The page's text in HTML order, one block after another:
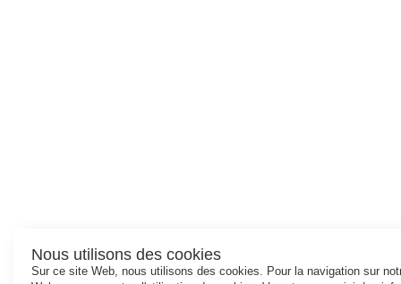
Nous utilisons des cookies
Sur ce site Web, nous utilisons des cookies. Pour la navigation sur